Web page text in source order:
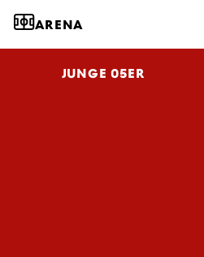
ARENA
JUNGE 05ER